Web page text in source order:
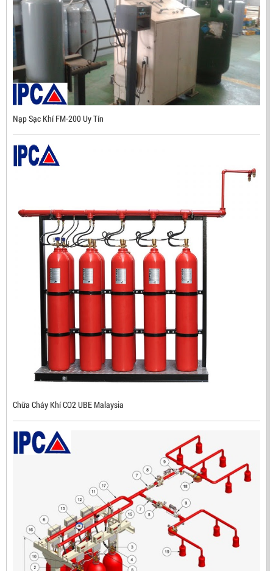
ĐẦU BÁO TIA LỬA IR3 RX500 CHỐNG CHÁY NỔ TIÊU
CHUẨN FM HÀN QUỐC
LIÊN HỆ
Mã sản phẩm: RX500
Nạp Sạc Khí FM-200 Uy Tín
Chữa Cháy Khí CO2 UBE Malaysia